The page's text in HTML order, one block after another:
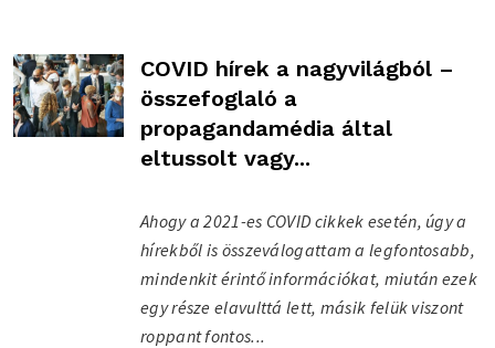
COVID hírek a nagyvilágból –
összefoglaló a
propagandamédia által
eltussolt vagy...
Ahogy a 2021-es COVID cikkek esetén, úgy a
hírekből is összeválogattam a legfontosabb,
mindenkit érintő információkat, miután ezek
egy része elavulttá lett, másik felük viszont
roppant fontos...